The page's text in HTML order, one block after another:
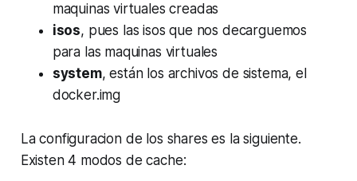
maquinas virtuales creadas
isos, pues las isos que nos decarguemos
para las maquinas virtuales
system, están los archivos de sistema, el
docker.img
La configuracion de los shares es la siguiente.
Existen 4 modos de cache: